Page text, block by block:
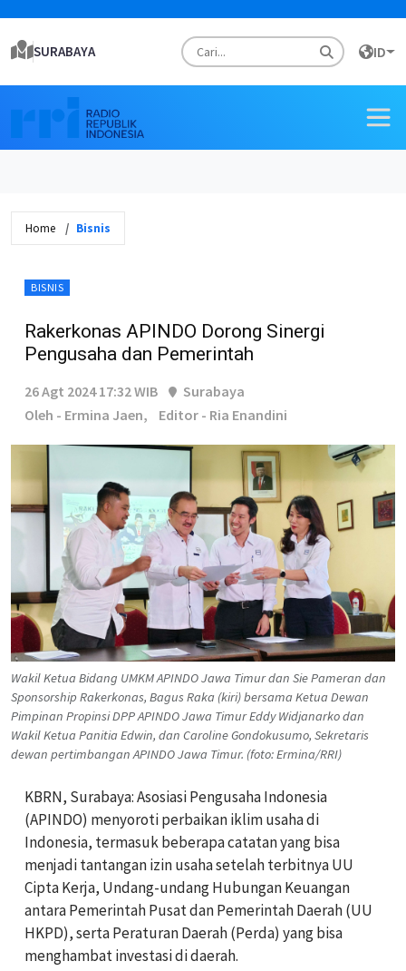
SURABAYA ID
Home Bisnis
BISNIS
Rakerkonas APINDO Dorong Sinergi
Pengusaha dan Pemerintah
26 Agt 2024 17:32 WIB
Surabaya
Oleh - Ermina Jaen,
Editor - Ria Enandini
Wakil Ketua Bidang UMKM APINDO Jawa Timur dan Sie Pameran dan
Sponsorship Rakerkonas, Bagus Raka (kiri) bersama Ketua Dewan
Pimpinan Propinsi DPP APINDO Jawa Timur Eddy Widjanarko dan
Wakil Ketua Panitia Edwin, dan Caroline Gondokusumo, Sekretaris
dewan pertimbangan APINDO Jawa Timur. (foto: Ermina/RRI)
KBRN, Surabaya: Asosiasi Pengusaha Indonesia
(APINDO) menyoroti perbaikan iklim usaha di
Indonesia, termasuk beberapa catatan yang bisa
menjadi tantangan izin usaha setelah terbitnya UU
Cipta Kerja, Undang-undang Hubungan Keuangan
antara Pemerintah Pusat dan Pemerintah Daerah (UU
HKPD), serta Peraturan Daerah (Perda) yang bisa
menghambat investasi di daerah.